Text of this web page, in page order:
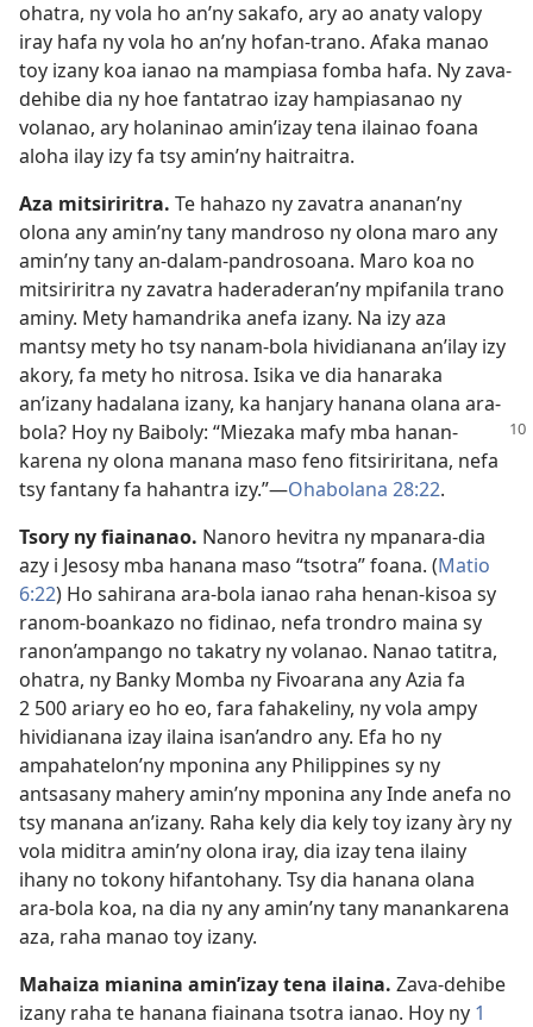
ohatra, ny vola ho an’ny sakafo, ary ao anaty valopy
iray hafa ny vola ho an’ny hofan-trano. Afaka manao
toy izany koa ianao na mampiasa fomba hafa. Ny zava-
dehibe dia ny hoe fantatrao izay hampiasanao ny
volanao, ary holaninao amin’izay tena ilainao foana
aloha ilay izy fa tsy amin’ny haitraitra.
Aza mitsiriritra. Te hahazo ny zavatra ananan’ny
olona any amin’ny tany mandroso ny olona maro any
amin’ny tany an-dalam-pandrosoana. Maro koa no
mitsiriritra ny zavatra haderaderan’ny mpifanila trano
aminy. Mety hamandrika anefa izany. Na izy aza
mantsy mety ho tsy nanam-bola hividianana an’ilay izy
akory, fa mety ho nitrosa. Isika ve dia hanaraka
an’izany hadalana izany, ka hanjary hanana olana ara-
bola? Hoy ny Baiboly: “Miezaka mafy mba hanan-
karena ny olona manana maso feno fitsiriritana, nefa
tsy fantany fa hahantra izy.”—Ohabolana 28:22.
Tsory ny fiainanao. Nanoro hevitra ny mpanara-dia
azy i Jesosy mba hanana maso “tsotra” foana. (Matio
6:22) Ho sahirana ara-bola ianao raha henan-kisoa sy
ranom-boankazo no fidinao, nefa trondro maina sy
ranon’ampango no takatry ny volanao. Nanao tatitra,
ohatra, ny Banky Momba ny Fivoarana any Azia fa
2 500 ariary eo ho eo, fara fahakeliny, ny vola ampy
hividianana izay ilaina isan’andro any. Efa ho ny
ampahatelon’ny mponina any Philippines sy ny
antsasany mahery amin’ny mponina any Inde anefa no
tsy manana an’izany. Raha kely dia kely toy izany àry ny
vola miditra amin’ny olona iray, dia izay tena ilainy
ihany no tokony hifantohany. Tsy dia hanana olana
ara-bola koa, na dia ny any amin’ny tany manankarena
aza, raha manao toy izany.
Mahaiza mianina amin’izay tena ilaina. Zava-dehibe
izany raha te hanana fiainana tsotra ianao. Hoy ny 1